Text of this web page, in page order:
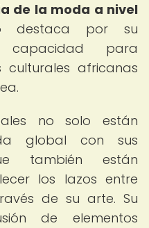
de la moda a nivel
destaca por su
para
africanas
no solo están
global con sus
también están
los lazos entre
de su arte. Su
de elementos